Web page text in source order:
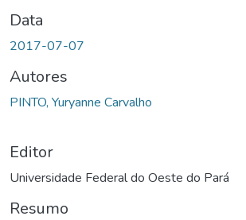
Data
2017-07-07
Autores
PINTO, Yuryanne Carvalho
Editor
Universidade Federal do Oeste do Pará
Resumo